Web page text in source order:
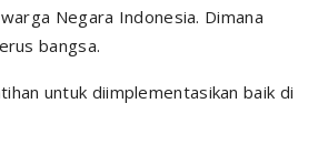
Negara Indonesia. Dimana
bangsa.
untuk diimplementasikan baik di